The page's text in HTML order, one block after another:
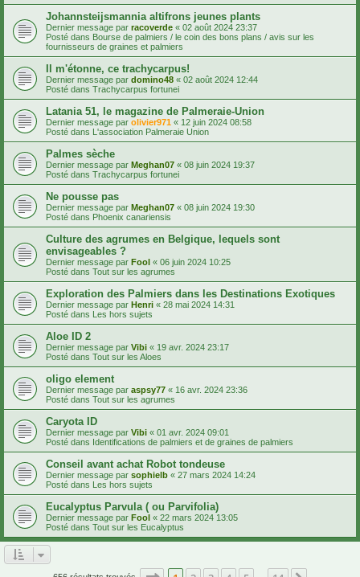
Johannsteijsmannia altifrons jeunes plants
Dernier message par racoverde « 02 août 2024 23:37
Posté dans Bourse de palmiers / le coin des bons plans / avis sur les
fournisseurs de graines et palmiers
Il m'étonne, ce trachycarpus!
Dernier message par domino48 « 02 août 2024 12:44
Posté dans Trachycarpus fortunei
Latania 51, le magazine de Palmeraie-Union
Dernier message par olivier971 « 12 juin 2024 08:58
Posté dans L'association Palmeraie Union
Palmes sèche
Dernier message par Meghan07 « 08 juin 2024 19:37
Posté dans Trachycarpus fortunei
Ne pousse pas
Dernier message par Meghan07 « 08 juin 2024 19:30
Posté dans Phoenix canariensis
Culture des agrumes en Belgique, lequels sont
envisageables ?
Dernier message par Fool « 06 juin 2024 10:25
Posté dans Tout sur les agrumes
Exploration des Palmiers dans les Destinations Exotiques
Dernier message par Henri « 28 mai 2024 14:31
Posté dans Les hors sujets
Aloe ID 2
Dernier message par Vibi « 19 avr. 2024 23:17
Posté dans Tout sur les Aloes
oligo element
Dernier message par aspsy77 « 16 avr. 2024 23:36
Posté dans Tout sur les agrumes
Caryota ID
Dernier message par Vibi « 01 avr. 2024 09:01
Posté dans Identifications de palmiers et de graines de palmiers
Conseil avant achat Robot tondeuse
Dernier message par sophielb « 27 mars 2024 14:24
Posté dans Les hors sujets
Eucalyptus Parvula ( ou Parvifolia)
Dernier message par Fool « 22 mars 2024 13:05
Posté dans Tout sur les Eucalyptus